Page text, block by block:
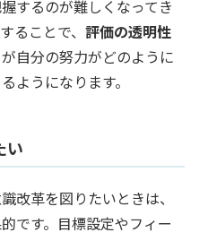
するのが難しくなってき
ることで、 評価の透明性
自分の努力がどのように
ようになります。
い
改革を図りたいときは、
です。目標設定やフィー